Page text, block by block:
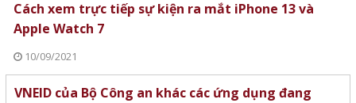
Cách xem trực tiếp sự kiện ra mắt iPhone 13 và
Apple Watch 7
10/09/2021
VNEID của Bộ Công an khác các ứng dụng đang